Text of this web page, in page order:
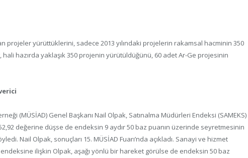
projeler yürüttüklerini, sadece 2013 yılındaki projelerin rakamsal hacminin 350
hazırda yaklaşık 350 projenin yürütüldüğünü, 60 adet Ar-Ge projesinin
(MÜSİAD) Genel Başkanı Nail Olpak, Satınalma Müdürleri Endeksi (SAMEKS)
değerine düşse de endeksin 9 aydır 50 baz puanın üzerinde seyretmesinin
Nail Olpak, sonuçları 15. MÜSİAD Fuarı’nda açıkladı. Sanayi ve hizmet
ilişkin Olpak, aşağı yönlü bir hareket görülse de endeksin 50 baz